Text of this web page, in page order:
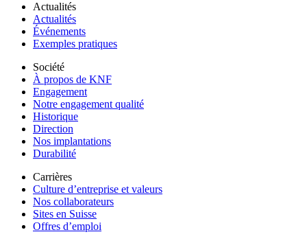
Actualités
Actualités
Événements
Exemples pratiques
Société
À propos de KNF
Engagement
Notre engagement qualité
Historique
Direction
Nos implantations
Durabilité
Carrières
Culture d’entreprise et valeurs
Nos collaborateurs
Sites en Suisse
Offres d’emploi